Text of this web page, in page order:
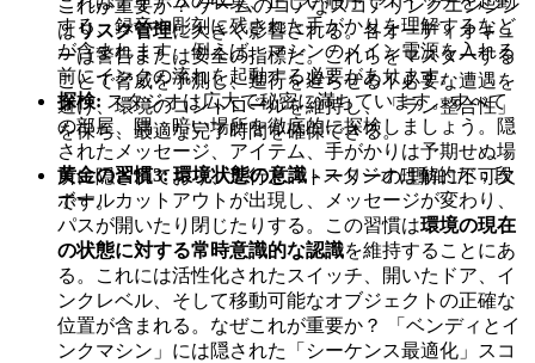
する、録音や彫刻に残された手がかりを理解するなど
が含まれます。例えば、マシンのメイン電源を入れる
前にインクの流れを起動する必要があります。
探検: スタジオは広大で秘密に満ちています。すべて
の部屋、隅、暗い場所を徹底的に探検しましょう。隠
されたメッセージ、アイテム、手がかりは予期せぬ場
所に隠されており、進行とストーリーの理解に不可欠
です。
これが重要か？ ゲームのコアなスコアリングエンジン
はリスク管理に大きく影響される。各オーディオキュ
ーは警告または安全の指標だ。これらをマスターする
ことで脅威を予測し、進行を遅らせる不必要な遭遇を
避け、環境のコントロールを維持し、「ラン整合性」
を保ち、最適な完了時間を確保できる。
黄金の習慣3: 環境状態の意識 - スタジオは動的だ；段
ボールカットアウトが出現し、メッセージが変わり、
パスが開いたり閉じたりする。この習慣は環境の現在
の状態に対する常時意識的な認識を維持することにあ
る。これには活性化されたスイッチ、開いたドア、イ
ンクレベル、そして移動可能なオブジェクトの正確な
位置が含まれる。なぜこれが重要か？ 「ベンディとイ
ンクマシン」には隠された「シーケンス最適化」スコ